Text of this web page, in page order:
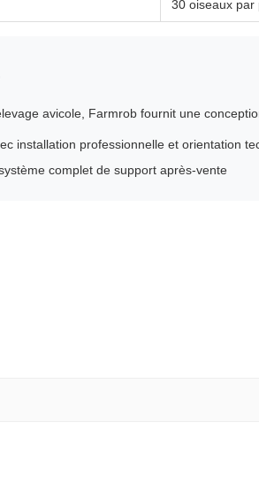
30 oiseaux par
avicole, Farmrob fournit une
installation professionnelle et orientation
complet de support après-vente